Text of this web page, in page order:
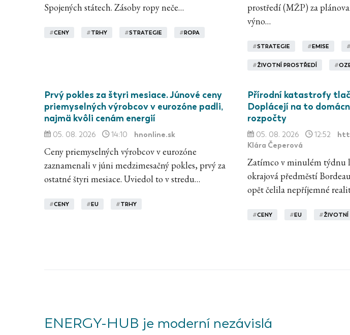
Spojených státech. Zásoby ropy neče…
#CENY #TRHY #STRATEGIE #ROPA
prostředí (MŽP) za
výno…
#STRATEGIE #EMISE #
#ŽIVOTNÍ PROSTŘEDÍ #
Prvý pokles za štyri mesiace. Júnové ceny
priemyselných výrobcov v eurozóne padli,
najmä kvôli cenám energií
05. 08. 2026 14:10 hnonline.sk
Ceny priemyselných výrobcov v eurozóne
zaznamenali v júni medzimesačný pokles, prvý za
ostatné štyri mesiace. Uviedol to v stredu…
#CENY #EU #TRHY
Přírodní katastrofy
Doplácejí na to
rozpočty
05. 08. 2026 12:52
Klára Čeperová
Zatímco v minulém týdnu
okrajová předměstí
opět čelila nepříjemné
#CENY #EU #ŽIVOTNÍ
ENERGY-HUB je moderní nezávislá